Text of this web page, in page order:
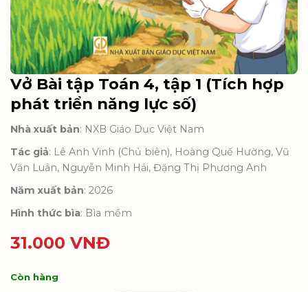
Vở Bài tập Toán 4, tập 1 (Tích hợp
phát triển năng lực số)
Nhà xuất bản: NXB Giáo Dục Việt Nam
Tác giả: Lê Anh Vinh (Chủ biên), Hoàng Quế Hường, Vũ
Văn Luân, Nguyễn Minh Hải, Đặng Thị Phương Anh
Năm xuất bản: 2026
Hình thức bìa: Bìa mềm
31.000 VNĐ
Còn hàng